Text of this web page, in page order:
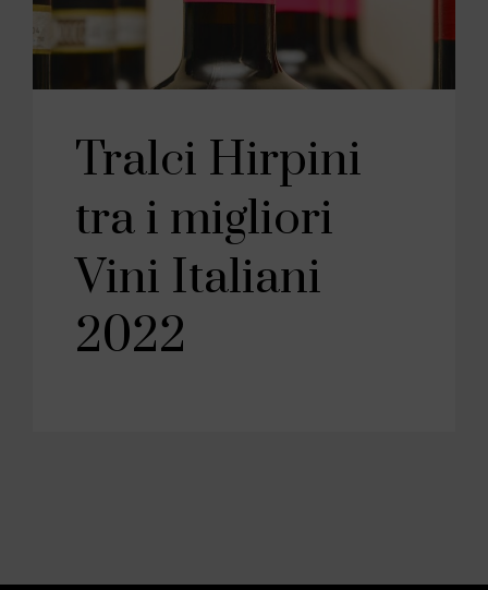
Tralci Hirpini
tra i migliori
Vini Italiani
2022